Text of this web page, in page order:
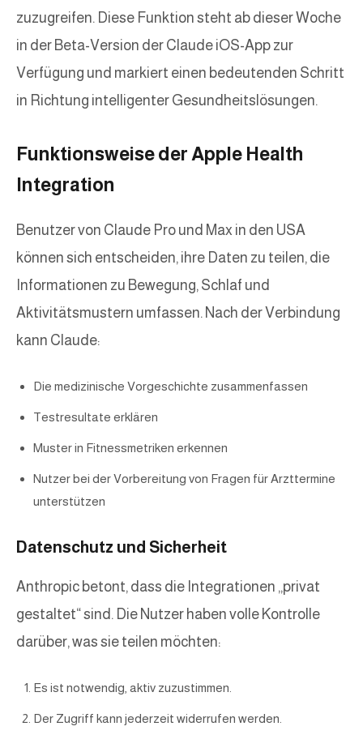
zuzugreifen. Diese Funktion steht ab dieser Woche
in der Beta-Version der Claude iOS-App zur
Verfügung und markiert einen bedeutenden Schritt
in Richtung intelligenter Gesundheitslösungen.
Funktionsweise der Apple Health
Integration
Benutzer von Claude Pro und Max in den USA
können sich entscheiden, ihre Daten zu teilen, die
Informationen zu Bewegung, Schlaf und
Aktivitätsmustern umfassen. Nach der Verbindung
kann Claude:
Die medizinische Vorgeschichte zusammenfassen
Testresultate erklären
Muster in Fitnessmetriken erkennen
Nutzer bei der Vorbereitung von Fragen für Arzttermine
unterstützen
Datenschutz und Sicherheit
Anthropic betont, dass die Integrationen „privat
gestaltet“ sind. Die Nutzer haben volle Kontrolle
darüber, was sie teilen möchten:
Es ist notwendig, aktiv zuzustimmen.
Der Zugriff kann jederzeit widerrufen werden.